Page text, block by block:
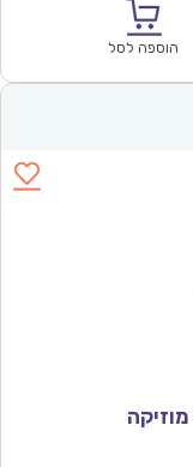
הוספה לסל